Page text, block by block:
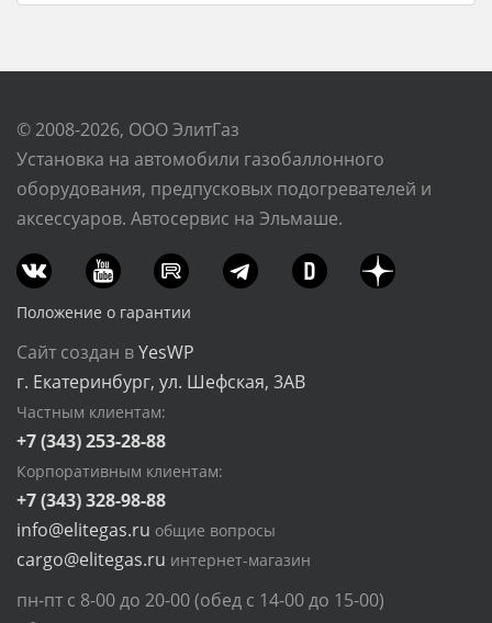
© 2008-2026, ООО ЭлитГаз
Установка на автомобили газобаллонного
оборудования, предпусковых подогревателей и
аксессуаров. Автосервис на Эльмаше.
Положение о гарантии
Сайт создан вYesWP
г. Екатеринбург, ул. Шефская, 3АВ
Частным клиентам:
+7 (343) 253-28-88
Корпоративным клиентам:
+7 (343) 328-98-88
info@elitegas.ru общие вопросы
cargo@elitegas.ru интернет-магазин
пн-пт с 8-00 до 20-00 (обед с 14-00 до 15-00)